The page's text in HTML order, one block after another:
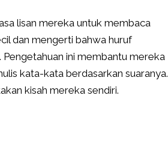
lisan mereka untuk membaca
dan mengerti bahwa huruf
ini membantu mereka
kata-kata berdasarkan suaranya.
kisah mereka sendiri.